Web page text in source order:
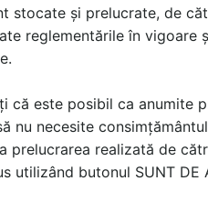
stocate și prelucrate, de
reglementările în vigoare
că este posibil ca anumite
nu necesite
prelucrarea realizată de
utilizând butonul SUNT DE